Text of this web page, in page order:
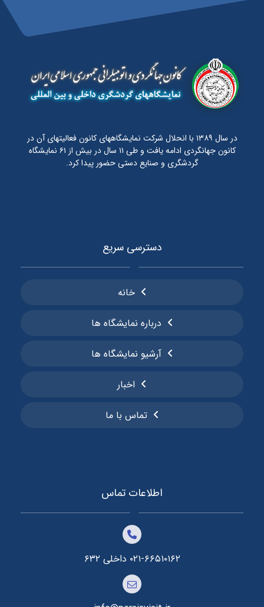
در سال ۱۳۸۹ با انحلال شرکت نمایشگاههای کانون فعالیتهای آن در
کانون جهانگردی ادامه یافت و طی ۱۱ سال در بیش از ۶۱ نمایشگاه
گردشگری و صنایع دستی حضور پیدا کرد.
دسترسی سریع
خانه
درباره نمایشگاه ها
آرشیو نمایشگاه ها
اخبار
تماس با ما
اطلاعات تماس
۰۲۱-۶۶۵۱۰۱۶۲ داخلی ۶۳۲